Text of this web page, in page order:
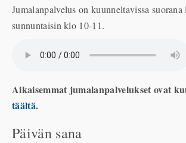
Jumalanpalvelus on kuunneltavissa suorana
sunnuntaisin klo 10-11.
Aikaisemmat jumalanpalvelukset ovat
täältä.
Päivän sana